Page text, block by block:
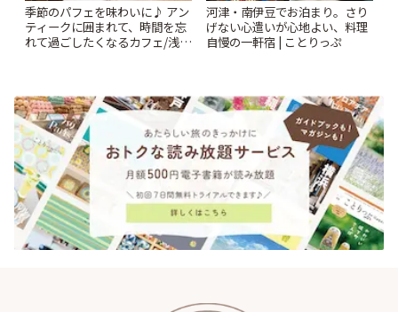
季節のパフェを味わいに♪ アン
ティークに囲まれて、時間を忘
れて過ごしたくなるカフェ/浅草
河津・南伊豆でお泊まり。さり
げない心遣いが心地よい、料理
自慢の一軒宿 | ことりっぷ